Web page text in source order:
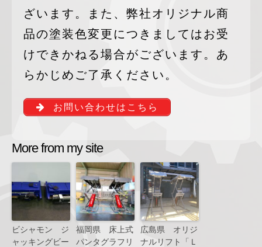
ざいます。また、弊社オリジナル商
品の塗装色変更につきましてはお受
けできかねる場合がございます。あ
らかじめご了承ください。
お問い合わせはこちら
More from my site
ビシャモン ジ
ャッキングビー
福岡県 床上式
パンタグラフリ
広島県 オリジ
ナルリフト「Ｌ